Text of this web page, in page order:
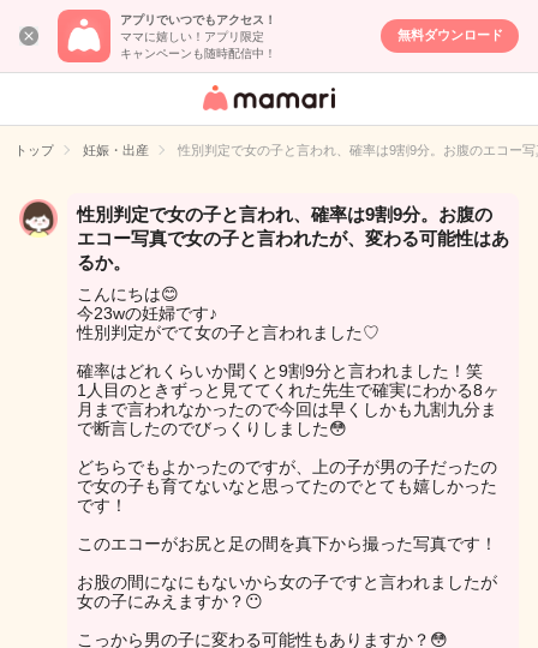
アプリでいつでもアクセス！
ママに嬉しい！アプリ限定
キャンペーンも随時配信中！
無料ダウンロード
女性専用匿名QA
イト
トップ 妊娠・出産 性別判定で女の子と言われ、確率は9割9分。お腹のエコー
性別判定で女の子と言われ、確率は9割9分。お腹の
エコー写真で女の子と言われたが、変わる可能性はあ
るか。
こんにちは😊
今23wの妊婦です♪
性別判定がでて女の子と言われました♡
確率はどれくらいか聞くと9割9分と言われました！笑
1人目のときずっと見ててくれた先生で確実にわかる8ヶ
月まで言われなかったので今回は早くしかも九割九分ま
で断言したのでびっくりしました😳
どちらでもよかったのですが、上の子が男の子だったの
で女の子も育てないなと思ってたのでとても嬉しかった
です！
このエコーがお尻と足の間を真下から撮った写真です！
お股の間になにもないから女の子ですと言われましたが
女の子にみえますか？😶
こっから男の子に変わる可能性もありますか？😳